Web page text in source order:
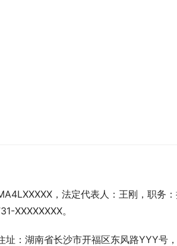
，法定代表人：王刚，职务
XXXXXXXX。
：湖南省长沙市开福区东风路YYY号